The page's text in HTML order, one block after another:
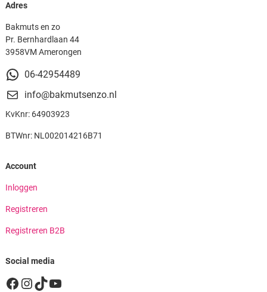
Adres
Bakmuts en zo
Pr. Bernhardlaan 44
3958VM Amerongen
06-42954489
info@bakmutsenzo.nl
KvKnr: 64903923
BTWnr: NL002014216B71
Account
Inloggen
Registreren
Registreren B2B
Social media
Facebook
Instagram
TikTok
YouTube